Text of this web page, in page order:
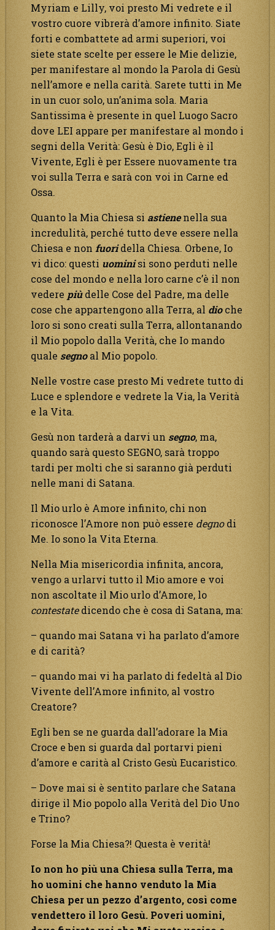
Myriam e Lilly, voi presto Mi vedrete e il
vostro cuore vibrerà d’amore infinito. Siate
forti e combattete ad armi superiori, voi
siete state scelte per essere le Mie delizie,
per manifestare al mondo la Parola di Gesù
nell’amore e nella carità. Sarete tutti in Me
in un cuor solo, un’anima sola. Maria
Santissima è presente in quel Luogo Sacro
dove LEI appare per manifestare al mondo i
segni della Verità: Gesù è Dio, Egli è il
Vivente, Egli è per Essere nuovamente tra
voi sulla Terra e sarà con voi in Carne ed
Ossa.
Quanto la Mia Chiesa si astienenella sua
incredulità, perché tutto deve essere nella
Chiesa e non fuoridella Chiesa. Orbene, Io
vi dico: questi uominisi sono perduti nelle
cose del mondo e nella loro carne c’è il non
vedere piùdelle Cose del Padre, ma delle
cose che appartengono alla Terra, al dioche
loro si sono creati sulla Terra, allontanando
il Mio popolo dalla Verità, che Io mando
quale segnoal Mio popolo.
Nelle vostre case presto Mi vedrete tutto di
Luce e splendore e vedrete la Via, la Verità
e la Vita.
Gesù non tarderà a darvi un segno, ma,
quando sarà questo SEGNO, sarà troppo
tardi per molti che si saranno già perduti
nelle mani di Satana.
Il Mio urlo è Amore infinito, chi non
riconosce l’Amore non può essere degnodi
Me. Io sono la Vita Eterna.
Nella Mia misericordia infinita, ancora,
vengo a urlarvi tutto il Mio amore e voi
non ascoltate il Mio urlo d’Amore, lo
contestatedicendo che è cosa di Satana, ma:
– quando mai Satana vi ha parlato d’amore
e di carità?
– quando mai vi ha parlato di fedeltà al Dio
Vivente dell’Amore infinito, al vostro
Creatore?
Egli ben se ne guarda dall’adorare la Mia
Croce e ben si guarda dal portarvi pieni
d’amore e carità al Cristo Gesù Eucaristico.
– Dove mai si è sentito parlare che Satana
dirige il Mio popolo alla Verità del Dio Uno
e Trino?
Forse la Mia Chiesa?! Questa è verità!
Io non ho più una Chiesa sulla Terra, ma
ho uomini che hanno venduto la Mia
Chiesa per un pezzo d’argento, così come
vendettero il loro Gesù. Poveri uomini,